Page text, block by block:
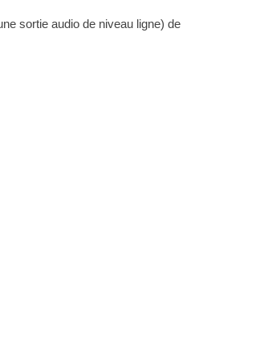
sortie audio de niveau ligne) de